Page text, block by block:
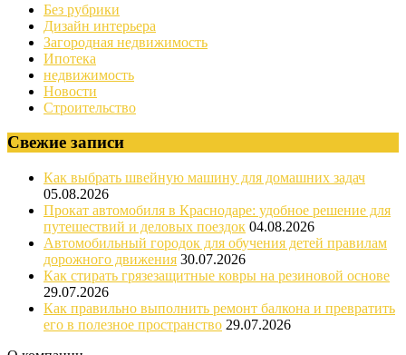
Без рубрики
Дизайн интерьера
Загородная недвижимость
Ипотека
недвижимость
Новости
Строительство
Свежие записи
Как выбрать швейную машину для домашних задач
05.08.2026
Прокат автомобиля в Краснодаре: удобное решение для
путешествий и деловых поездок 04.08.2026
Автомобильный городок для обучения детей правилам
дорожного движения 30.07.2026
Как стирать грязезащитные ковры на резиновой основе
29.07.2026
Как правильно выполнить ремонт балкона и превратить
его в полезное пространство 29.07.2026